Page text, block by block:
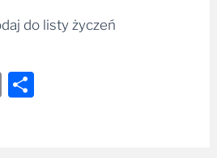
do listy życzeń
Email